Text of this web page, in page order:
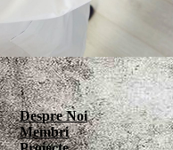
Despre Noi
Membri